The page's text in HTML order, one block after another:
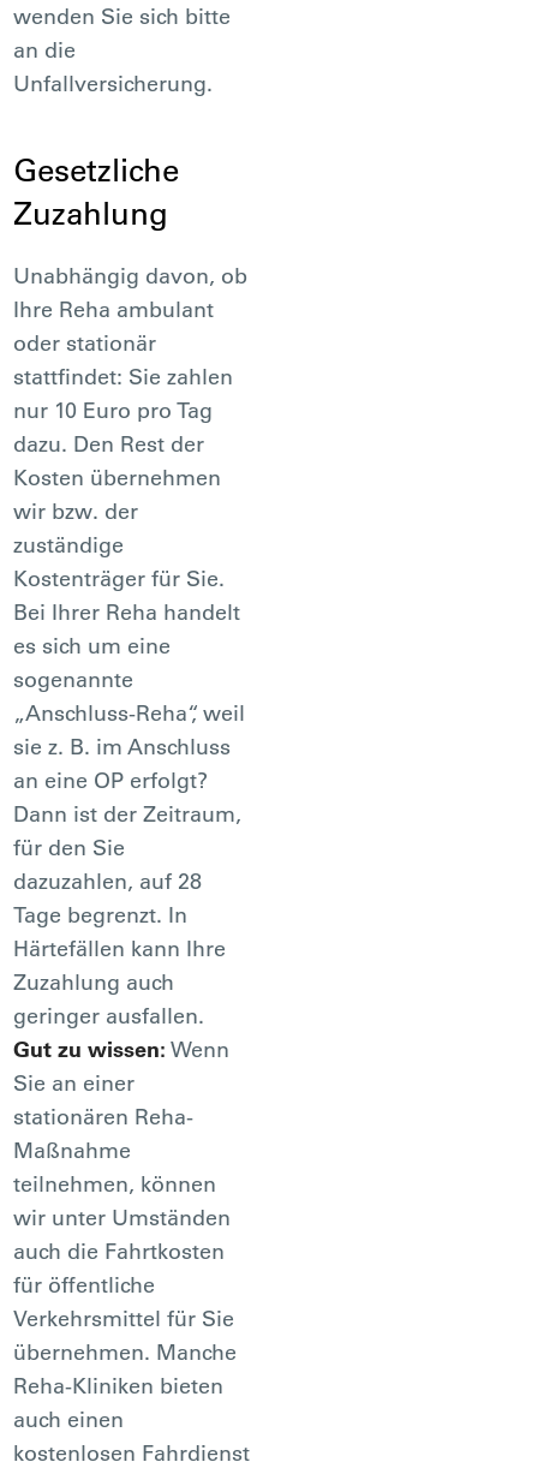
wenden Sie sich bitte
an die
Unfallversicherung.
Gesetzliche
Zuzahlung
Unabhängig davon, ob
Ihre Reha ambulant
oder stationär
stattfindet: Sie zahlen
nur 10 Euro pro Tag
dazu. Den Rest der
Kosten übernehmen
wir bzw. der
zuständige
Kostenträger für Sie.
Bei Ihrer Reha handelt
es sich um eine
sogenannte
„Anschluss-Reha“, weil
sie z. B. im Anschluss
an eine OP erfolgt?
Dann ist der Zeitraum,
für den Sie
dazuzahlen, auf 28
Tage begrenzt. In
Härtefällen kann Ihre
Zuzahlung auch
geringer ausfallen.
Gut zu wissen: Wenn
Sie an einer
stationären Reha-
Maßnahme
teilnehmen, können
wir unter Umständen
auch die Fahrtkosten
für öffentliche
Verkehrsmittel für Sie
übernehmen. Manche
Reha-Kliniken bieten
auch einen
kostenlosen Fahrdienst